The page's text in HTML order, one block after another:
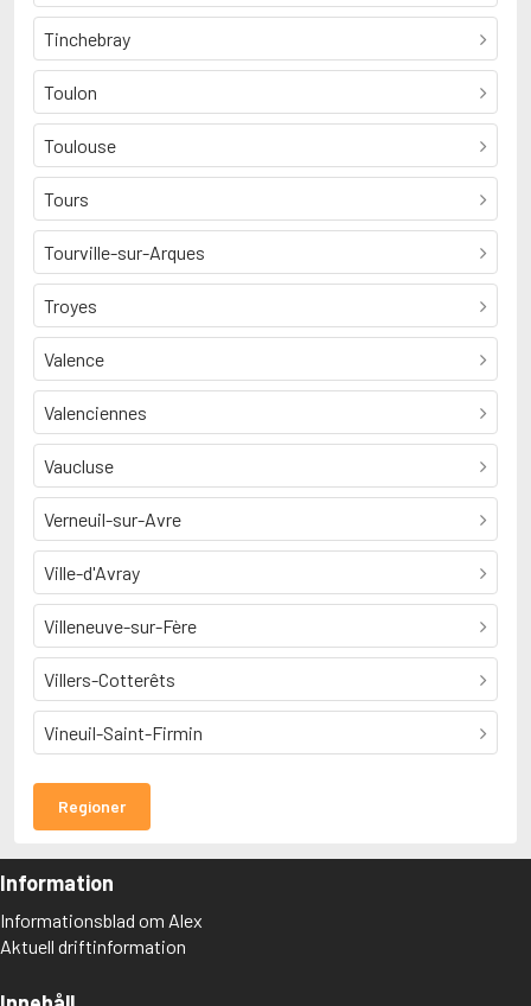
Tinchebray
Toulon
Toulouse
Tours
Tourville-sur-Arques
Troyes
Valence
Valenciennes
Vaucluse
Verneuil-sur-Avre
Ville-d'Avray
Villeneuve-sur-Fère
Villers-Cotterêts
Vineuil-Saint-Firmin
Regioner
Information
Informationsblad om Alex
Aktuell driftinformation